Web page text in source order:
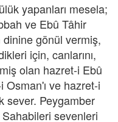
yapanları mesela;
ve Ebû Tâhir
gönül vermiş,
için, canlarını,
olan hazret-i Ebû
ve hazret-i
sever. Peygamber
sevenleri